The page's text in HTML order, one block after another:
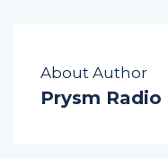
About Author